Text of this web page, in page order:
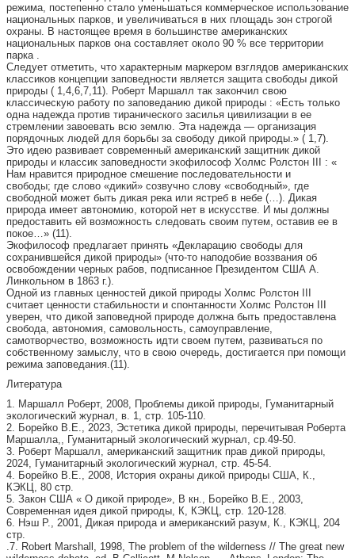
режима, постепенно стало уменьшаться коммерческое использование
национальных парков, и увеличиваться в них площадь зон строгой
охраны. В настоящее время в большинстве американских
национальных парков она составляет около 90 % все территории
парка .
Следует отметить, что характерным маркером взглядов американских
классиков концепции заповедности является защита свободы дикой
природы ( 1,4,6,7,11). Роберт Маршалл так закончил свою
классическую работу по заповеданию дикой природы : «Есть только
одна надежда против тиранического засилья цивилизации в ее
стремлении завоевать всю землю. Эта надежда — организация
порядочных людей для борьбы за свободу дикой природы.» ( 1,7).
Это идею развивает современный американский защитник дикой
природы и классик заповедности экофилософ Холмс Ролстон III : «
Нам нравится природное смешение последовательности и
свободы; где слово «дикий» созвучно слову «свободный», где
свободной может быть дикая река или ястреб в небе (…). Дикая
природа имеет автономию, которой нет в искусстве. И мы должны
предоставить ей возможность следовать своим путем, оставив ее в
покое…» (11).
Экофилософ предлагает принять «Декларацию свободы для
сохранившейся дикой природы» (что-то наподобие воззвания об
освобождении черных рабов, подписанное Президентом США А.
Линкольном в 1863 г.).
Одной из главных ценностей дикой природы Холмс Ролстон III
считает ценности стабильности и спонтанности Холмс Ролстон III
уверен, что дикой заповедной природе должна быть предоставлена
свобода, автономия, самовольность, самоуправление,
самотворчество, возможность идти своем путем, развиваться по
собственному замыслу, что в свою очередь, достигается при помощи
режима заповедания.(11).
Литература
1. Маршалл Роберт, 2008, Проблемы дикой природы, Гуманитарный
экологический журнал, в. 1, стр. 105-110.
2. Борейко В.Е., 2023, Эстетика дикой природы, перечитывая Роберта
Маршалла,, Гуманитарный экологический журнал, ср.49-50.
3. Роберт Маршалл, американский защитник прав дикой природы,
2024, Гуманитарный экологический журнал, стр. 45-54.
4. Борейко В.Е., 2008, История охраны дикой природы США, К.,
КЭКЦ, 80 стр.
5. Закон США « О дикой природе», В кн., Борейко В.Е., 2003,
Современная идея дикой природы, К, КЭКЦ, стр. 120-128.
6. Нэш Р., 2001, Дикая природа и американский разум, К., КЭКЦ, 204
стр.
.7. Robert Marshall, 1998, The problem of the wilderness // The great new